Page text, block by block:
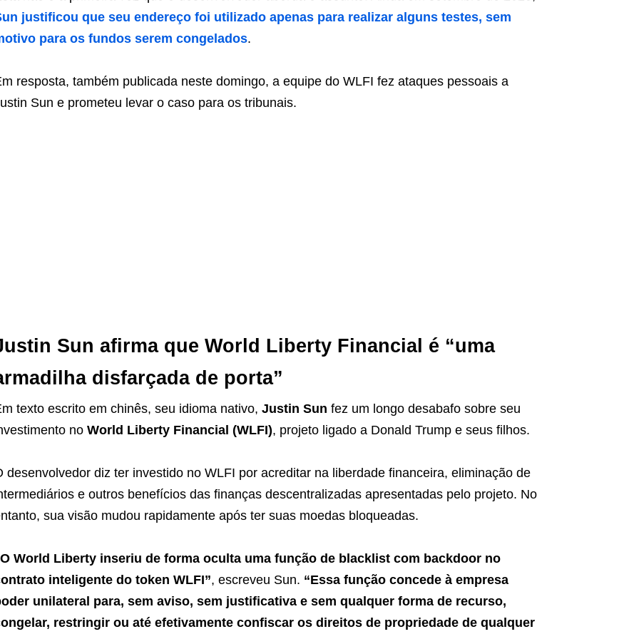
justificou que seu endereço foi utilizado apenas para realizar alguns testes, sem
para os fundos serem congelados.
resposta, também publicada neste domingo, a equipe do WLFI fez ataques pessoais a
Sun e prometeu levar o caso para os tribunais.
Sun afirma que World Liberty Financial é “uma
disfarçada de porta”
texto escrito em chinês, seu idioma nativo, Justin Sun fez um longo desabafo sobre seu
no World Liberty Financial (WLFI), projeto ligado a Donald Trump e seus filhos.
desenvolvedor diz ter investido no WLFI por acreditar na liberdade financeira, eliminação de
e outros benefícios das finanças descentralizadas apresentadas pelo projeto. No
sua visão mudou rapidamente após ter suas moedas bloqueadas.
World Liberty inseriu de forma oculta uma função de blacklist com backdoor no
inteligente do token WLFI”, escreveu Sun. “Essa função concede à empresa
unilateral para, sem aviso, sem justificativa e sem qualquer forma de recurso,
restringir ou até efetivamente confiscar os direitos de propriedade de qualquer